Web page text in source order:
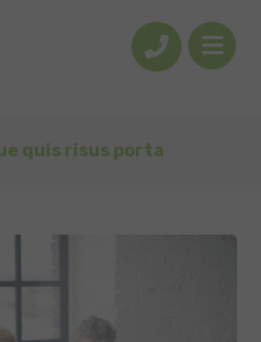
quis risus porta